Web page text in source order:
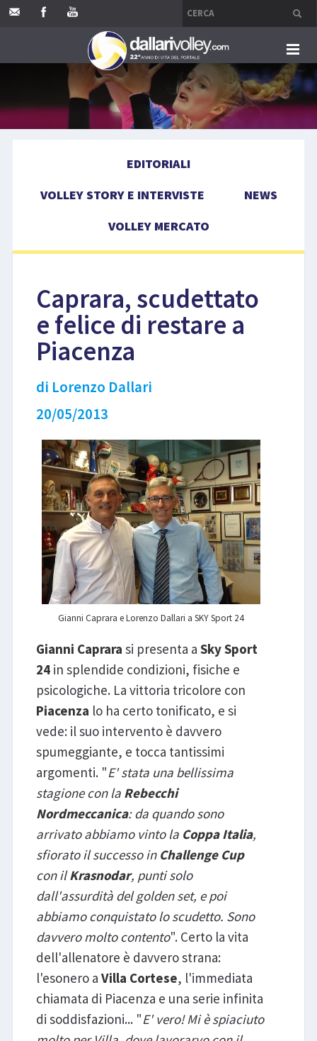
HOME
EVENTI
EDITORIALI
VOLLEY STORY E INTERVISTE
NEWS
VOLLEY MERCATO
Caprara, scudettato
e felice di restare a
Piacenza
di Lorenzo Dallari
20/05/2013
Gianni Caprara e Lorenzo Dallari a SKY Sport 24
Gianni Caprara si presenta a Sky Sport
24 in splendide condizioni, fisiche e
psicologiche. La vittoria tricolore con
Piacenza lo ha certo tonificato, e si
vede: il suo intervento è davvero
spumeggiante, e tocca tantissimi
argomenti. "E' stata una bellissima
stagione con la Rebecchi
Nordmeccanica: da quando sono
arrivato abbiamo vinto la Coppa Italia,
sfiorato il successo in Challenge Cup
con ilKrasnodar, punti solo
dall'assurdità del golden set, e poi
abbiamo conquistato lo scudetto. Sono
davvero molto contento". Certo la vita
dell'allenatore è davvero strana:
l'esonero a Villa Cortese, l'immediata
chiamata di Piacenza e una serie infinita
di soddisfazioni... "E' vero! Mi è spiaciuto